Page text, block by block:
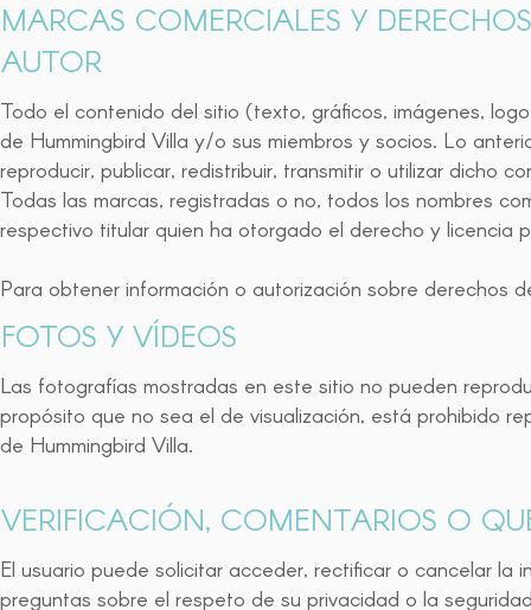
MARCAS COMERCIALES Y
AUTOR
Todo el contenido del sitio (texto, gráficos, imágenes,
de Hummingbird Villa y/o sus miembros y socios. Lo
reproducir, publicar, redistribuir, transmitir o utilizar dicho
Todas las marcas, registradas o no, todos los nombres
respectivo titular quien ha otorgado el derecho y licencia
Para obtener información o autorización sobre derechos
FOTOS Y VÍDEOS
Las fotografías mostradas en este sitio no pueden
propósito que no sea el de visualización, está prohibido
de Hummingbird Villa.
VERIFICACIÓN, COMENTARIOS O
El usuario puede solicitar acceder, rectificar o cancelar la
preguntas sobre el respeto de su privacidad o la